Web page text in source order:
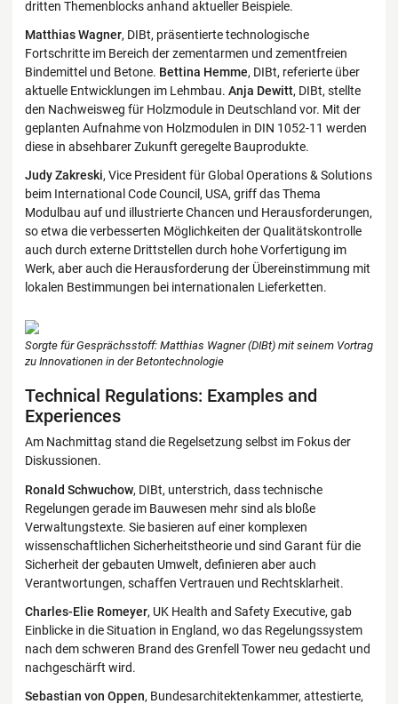
dritten Themenblocks anhand aktueller Beispiele.
Matthias Wagner, DIBt, präsentierte technologische
Fortschritte im Bereich der zementarmen und zementfreien
Bindemittel und Betone. Bettina Hemme, DIBt, referierte über
aktuelle Entwicklungen im Lehmbau. Anja Dewitt, DIBt, stellte
den Nachweisweg für Holzmodule in Deutschland vor. Mit der
geplanten Aufnahme von Holzmodulen in DIN 1052-11 werden
diese in absehbarer Zukunft geregelte Bauprodukte.
Judy Zakreski, Vice President für Global Operations & Solutions
beim International Code Council, USA, griff das Thema
Modulbau auf und illustrierte Chancen und Herausforderungen,
so etwa die verbesserten Möglichkeiten der Qualitätskontrolle
auch durch externe Drittstellen durch hohe Vorfertigung im
Werk, aber auch die Herausforderung der Übereinstimmung mit
lokalen Bestimmungen bei internationalen Lieferketten.
Sorgte für Gesprächsstoff: Matthias Wagner (DIBt) mit seinem Vortrag
zu Innovationen in der Betontechnologie
Technical Regulations: Examples and
Experiences
Am Nachmittag stand die Regelsetzung selbst im Fokus der
Diskussionen.
Ronald Schwuchow, DIBt, unterstrich, dass technische
Regelungen gerade im Bauwesen mehr sind als bloße
Verwaltungstexte. Sie basieren auf einer komplexen
wissenschaftlichen Sicherheitstheorie und sind Garant für die
Sicherheit der gebauten Umwelt, definieren aber auch
Verantwortungen, schaffen Vertrauen und Rechtsklarheit.
Charles-Elie Romeyer, UK Health and Safety Executive, gab
Einblicke in die Situation in England, wo das Regelungssystem
nach dem schweren Brand des Grenfell Tower neu gedacht und
nachgeschärft wird.
Sebastian von Oppen, Bundesarchitektenkammer, attestierte,